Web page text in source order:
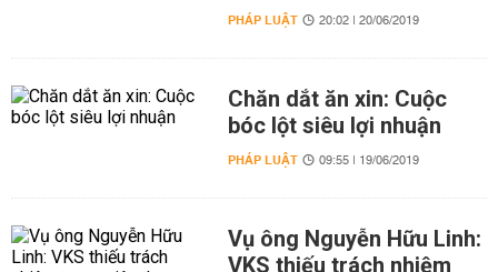
PHÁP LUẬT 20:02 | 20/06/2019
Chăn dắt ăn xin: Cuộc
bóc lột siêu lợi nhuận
PHÁP LUẬT 09:55 | 19/06/2019
Vụ ông Nguyễn Hữu Linh:
VKS thiếu trách nhiệm